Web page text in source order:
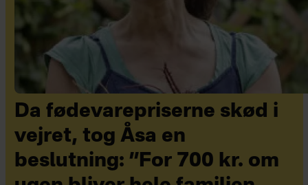
Da fødevarepriserne skød i
vejret, tog Åsa en
beslutning: ”For 700 kr. om